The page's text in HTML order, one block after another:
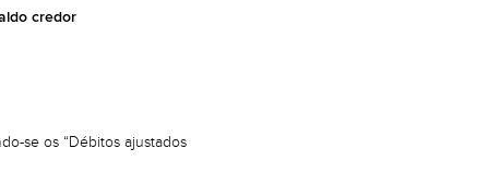
credor
se os “Débitos ajustados